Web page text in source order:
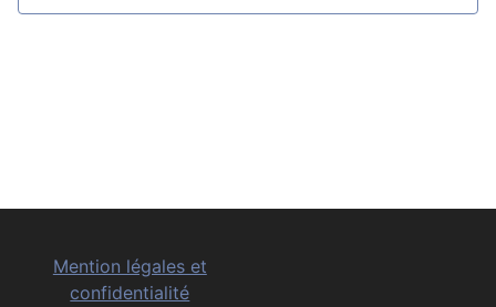
Mention légales et
confidentialité